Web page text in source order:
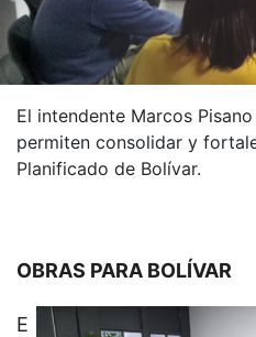
El intendente Marcos
permiten consolidar y
Planificado de Bolívar.
OBRAS PARA BOLÍVAR
E